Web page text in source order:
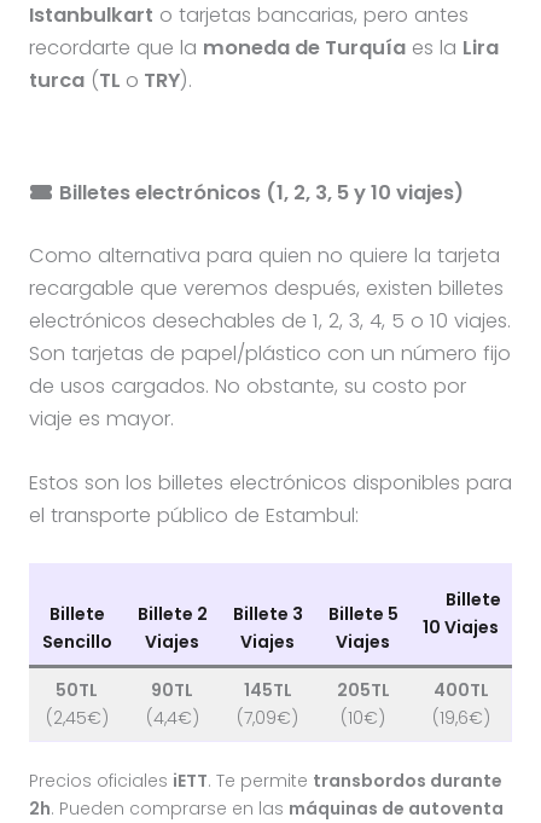
Istanbulkart o tarjetas bancarias, pero antes
recordarte que la moneda de Turquíaes la Lira
turca(TL o TRY).
Billetes electrónicos (1, 2, 3, 5 y 10 viajes)
Como alternativa para quien no quiere la tarjeta
recargable que veremos después, existen billetes
electrónicos desechables de 1, 2, 3, 4, 5 o 10 viajes.
Son tarjetas de papel/plástico con un número fijo
de usos cargados. No obstante, su costo por
viaje es mayor.
Estos son los billetes electrónicos disponibles para
el transporte público de Estambul:
Billete
Sencillo
Billete 2
Viajes
Billete 3
Viajes
Billete 5
Viajes
Billete
10 Viajes
50TL
(2,45€)
90TL
(4,4€)
145TL
(7,09€)
205TL
(10€)
400TL
(19,6€)
Precios oficiales iETT. Te permite transbordos durante
2h. Pueden comprarse en las máquinas de autoventa